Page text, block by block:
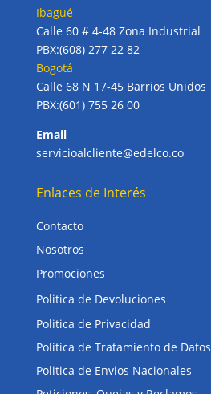
Ibagué
Calle 60 # 4-48 Zona Industrial
PBX:(608) 277 22 82
Bogotá
Calle 68 N 17-45 Barrios Unidos
PBX:(601) 755 26 00
Email
servicioalcliente@edelco.co
Enlaces de Interés
Contacto
Nosotros
Promociones
Politica de Devoluciones
Politica de Privacidad
Politica de Tratamiento de Datos
Politica de Envios Nacionales